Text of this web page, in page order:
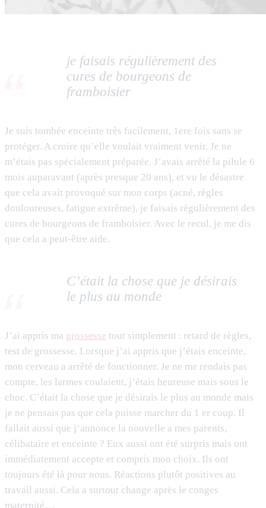
je faisais régulièrement des
cures de bourgeons de
framboisier
Je suis tombée enceinte très facilement, 1ere fois sans se
protéger. A croire qu’elle voulait vraiment venir. Je ne
m’étais pas spécialement préparée. J’avais arrêté la pilule 6
mois auparavant (après presque 20 ans), et vu le désastre
que cela avait provoqué sur mon corps (acné, règles
douloureuses, fatigue extrême), je faisais régulièrement des
cures de bourgeons de framboisier. Avec le recul, je me dis
que cela a peut-être aide.
C’était la chose que je désirais
le plus au monde
J’ai appris ma grossesse tout simplement : retard de règles,
test de grossesse. Lorsque j’ai appris que j’étais enceinte,
mon cerveau a arrêté de fonctionner. Je ne me rendais pas
compte, les larmes coulaient, j’étais heureuse mais sous le
choc. C’était la chose que je désirais le plus au monde mais
je ne pensais pas que cela puisse marcher du 1 er coup. Il
fallait aussi que j’annonce la nouvelle a mes parents,
célibataire et enceinte ? Eux aussi ont été surpris mais ont
immédiatement accepte et compris mon choix. Ils ont
toujours été là pour nous. Réactions plutôt positives au
travail aussi. Cela a surtout change après le conges
maternité…